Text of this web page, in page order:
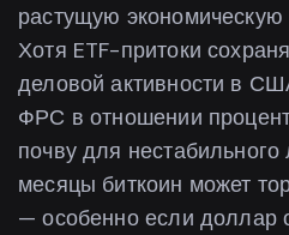
растущую экономическую
Хотя ETF-притоки
деловой активности в
ФРС в отношении
почву для
месяцы биткоин может
— особенно если доллар